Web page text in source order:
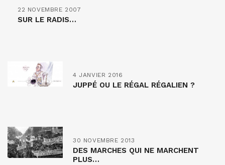
22 NOVEMBRE 2007
SUR LE RADIS…
4 JANVIER 2016
JUPPÉ OU LE RÉGAL RÉGALIEN ?
30 NOVEMBRE 2013
DES MARCHES QUI NE MARCHENT
PLUS…